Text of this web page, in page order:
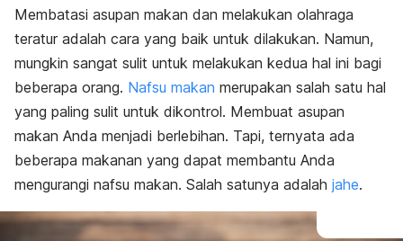
Membatasi asupan makan dan melakukan olahraga
teratur adalah cara yang baik untuk dilakukan. Namun,
mungkin sangat sulit untuk melakukan kedua hal ini bagi
beberapa orang. Nafsu makan merupakan salah satu hal
yang paling sulit untuk dikontrol. Membuat asupan
makan Anda menjadi berlebihan. Tapi, ternyata ada
beberapa makanan yang dapat membantu Anda
mengurangi nafsu makan. Salah satunya adalah jahe.